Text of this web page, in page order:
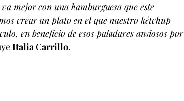
mejor con una hamburguesa que este
crear un plato en el que nuestro kétchup
en beneficio de esos paladares ansiosos por
Italia Carrillo.